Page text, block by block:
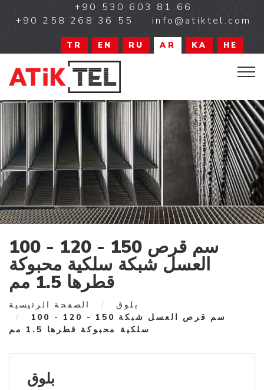
+90 530 603 81 66
+90 258 268 36 55
info@atiktel.com
TR EN RU AR KA HE
100 - 120 - 150 سم قرص
العسل شبكة سلكية محبوكة
قطرها 1.5 مم
الصفحة الرئيسية
بلوق
100 - 120 - 150 سم قرص العسل شبكة
سلكية محبوكة قطرها 1.5 مم
بلوق